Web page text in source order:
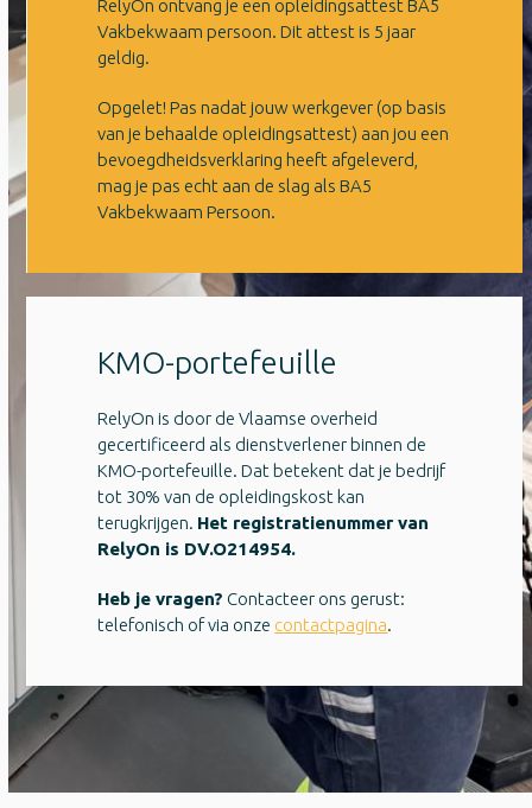
RelyOn ontvang je een opleidingsattest BA5
Vakbekwaam persoon. Dit attest is 5 jaar
geldig.
Opgelet! Pas nadat jouw werkgever (op basis
van je behaalde opleidingsattest) aan jou een
bevoegdheidsverklaring heeft afgeleverd,
mag je pas echt aan de slag als BA5
Vakbekwaam Persoon.
KMO-portefeuille
RelyOn is door de Vlaamse overheid
gecertificeerd als dienstverlener binnen de
KMO-portefeuille. Dat betekent dat je bedrijf
tot 30% van de opleidingskost kan
terugkrijgen. Het registratienummer van
RelyOn is DV.O214954.
Heb je vragen? Contacteer ons gerust:
telefonisch of via onze contactpagina.